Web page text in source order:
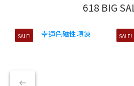
618 BIG
SALE! SALE!